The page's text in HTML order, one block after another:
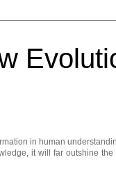
in human
it will far outshine